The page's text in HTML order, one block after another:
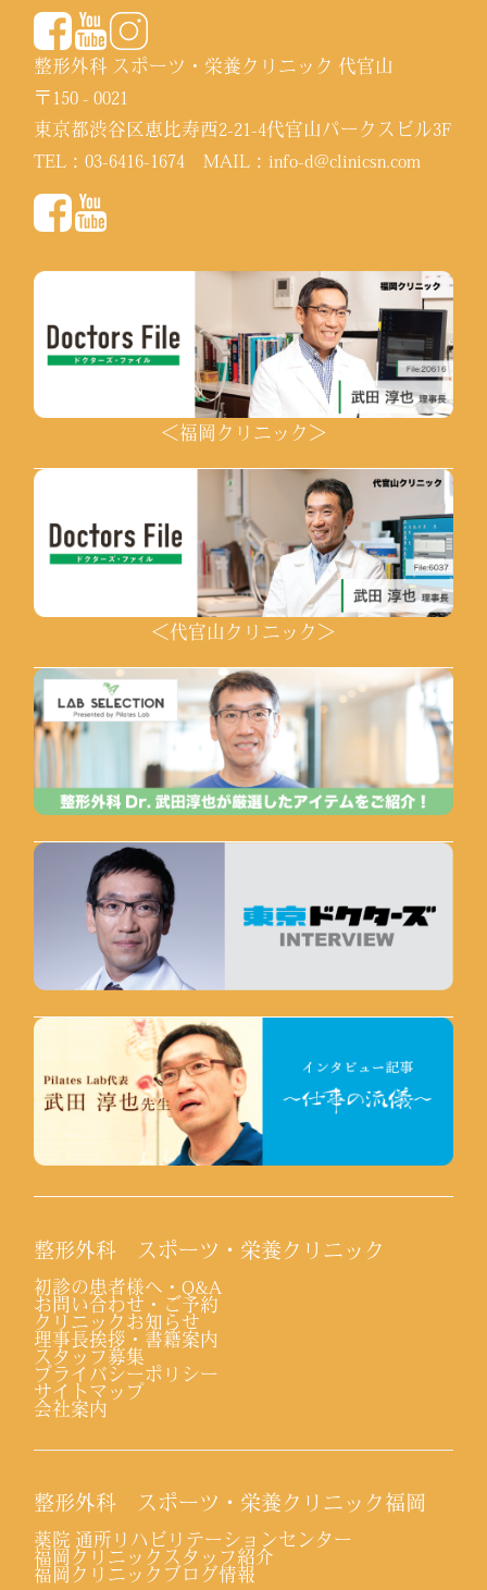
整形外科 スポーツ・栄養クリニック 代官山
〒150 - 0021
東京都渋谷区恵比寿西2-21-4代官山パークスビル3F
TEL：03-6416-1674 MAIL：info-d@clinicsn.com
＜福岡クリニック＞
＜代官山クリニック＞
整形外科 スポーツ・栄養クリニック
初診の患者様へ・Q&A
お問い合わせ・ご予約
クリニックお知らせ
理事長挨拶・書籍案内
スタッフ募集
プライバシーポリシー
サイトマップ
会社案内
整形外科 スポーツ・栄養クリニック福岡
薬院 通所リハビリテーションセンター
福岡クリニックスタッフ紹介
福岡クリニックブログ情報